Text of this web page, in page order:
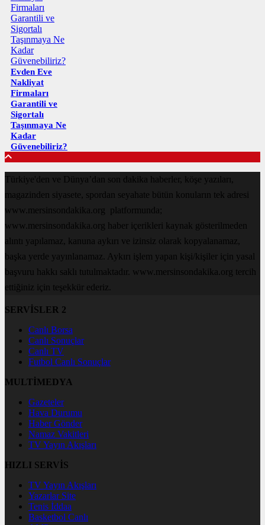
Evden Eve
Nakliyat
Firmaları
Garantili ve
Sigortalı
Taşınmaya Ne
Kadar
Güvenebiliriz?
Türkiye'den ve Dünya’dan son dakika haberler, köşe yazıları,
magazinden siyasete, spordan seyahate bütün konuların tek adresi
www.mersinsondakika.org platformunda;
www.mersinsondakika.org haber içerikleri kaynak gösterilmeden
alıntı yapılamaz, kanuna aykırı ve izinsiz olarak kopyalanamaz,
başka yerde yayınlanamaz. Aykırı işlem yapan kişi/kişiler için yasal
başvuru hakkı saklı tutulmaktadır. www.mersinsondakika.org tercih
ettiğiniz için teşekkür ederiz.
SERVİSLER 2
Canlı Borsa
Canlı Sonuçlar
Canlı TV
Futbol Canlı Sonuçlar
MULTİMEDYA
Gazeteler
Hava Durumu
Haber Gönder
Namaz Vakitleri
TV Yayın Akışları
HIZLI SERVİS
TV Yayın Akışları
Yazarlar Site
Tenis İddaa
Basketbol Canlı